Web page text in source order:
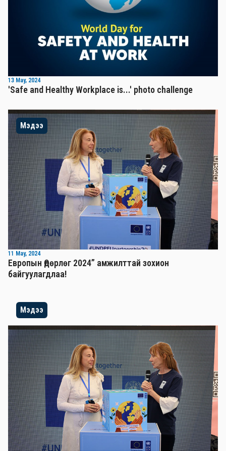
13 May, 2024
'Safe and Healthy Workplace is...' photo challenge
Мэдээ
11 May, 2024
Европын Өдөрлөг 2024” амжилттай зохион
байгуулагдлаа!
Мэдээ